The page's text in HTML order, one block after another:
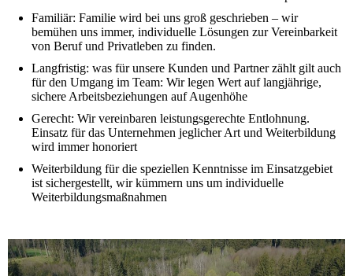
Familiär: Familie wird bei uns groß geschrieben – wir
bemühen uns immer, individuelle Lösungen zur Vereinbarkeit
von Beruf und Privatleben zu finden.
Langfristig: was für unsere Kunden und Partner zählt gilt auch
für den Umgang im Team: Wir legen Wert auf langjährige,
sichere Arbeitsbeziehungen auf Augenhöhe
Gerecht: Wir vereinbaren leistungsgerechte Entlohnung.
Einsatz für das Unternehmen jeglicher Art und Weiterbildung
wird immer honoriert
Weiterbildung für die speziellen Kenntnisse im Einsatzgebiet
ist sichergestellt, wir kümmern uns um individuelle
Weiterbildungsmaßnahmen